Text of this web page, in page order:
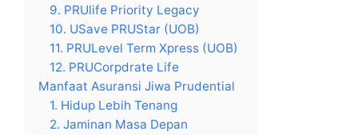
9. PRUlife Priority Legacy
10. USave PRUStar (UOB)
11. PRULevel Term Xpress (UOB)
12. PRUCorpdrate Life
Manfaat Asuransi Jiwa Prudential
1. Hidup Lebih Tenang
2. Jaminan Masa Depan